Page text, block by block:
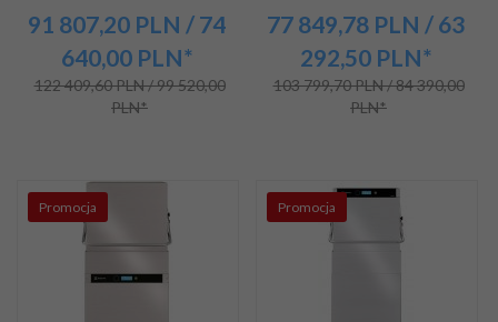
91 807,20 PLN / 74
640,00 PLN*
122 409,60 PLN / 99 520,00
PLN*
77 849,78 PLN / 63
292,50 PLN*
103 799,70 PLN / 84 390,00
PLN*
Promocja Promocja